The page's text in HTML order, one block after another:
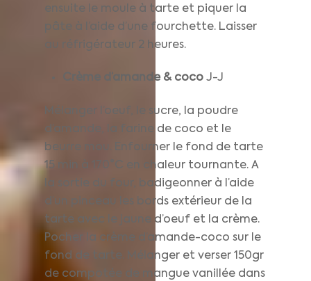
ensuite le moule à tarte et piquer la
pâte à l’aide d’une fourchette. Laisser
au réfrigérateur 2 heures.
Crème d’amande & coco J-J
Mélanger l’oeuf, le sucre, la poudre
d’amande, la farine de coco et le
beurre mou. Enfourner le fond de tarte
15 min à 170°C en chaleur tournante. A
la sortie du four, badigeonner à l’aide
d’un pinceau les bords extérieur de la
tarte avec le jaune d’oeuf et la crème.
Pocher la crème d’amande-coco sur le
fond de tarte. Mélanger et verser 150gr
de compotée de mangue vanillée dans